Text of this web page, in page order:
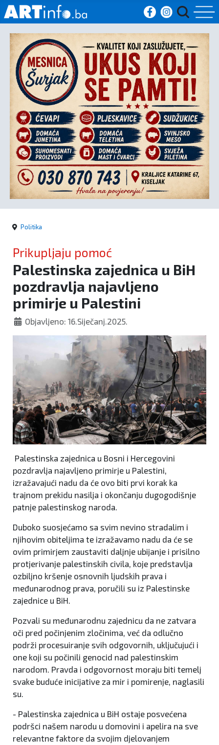
Početna
Vijesti
Sport
Kultura
Crna
kronika
Politika
Politika
Prikupljaju pomoć
Palestinska zajednica u BiH
pozdravlja najavljeno
primirje u Palestini
Objavljeno: 16.Siječanj.2025.
Palestinska zajednica u Bosni i Hercegovini
pozdravlja najavljeno primirje u Palestini,
izražavajući nadu da će ovo biti prvi korak ka
trajnom prekidu nasilja i okončanju dugogodišnje
patnje palestinskog naroda.
Duboko suosjećamo sa svim nevino stradalim i
njihovim obiteljima te izražavamo nadu da će se
ovim primirjem zaustaviti daljnje ubijanje i prisilno
protjerivanje palestinskih civila, koje predstavlja
ozbiljno kršenje osnovnih ljudskih prava i
međunarodnog prava, poručili su iz Palestinske
zajednice u BiH.
Pozvali su međunarodnu zajednicu da ne zatvara
oči pred počinjenim zločinima, već da odlučno
podrži procesuiranje svih odgovornih, uključujući i
one koji su počinili genocid nad palestinskim
narodom. Pravda i odgovornost moraju biti temelj
svake buduće inicijative za mir i pomirenje, naglasili
su.
- Palestinska zajednica u BiH ostaje posvećena
podršci našem narodu u domovini i apelira na sve
relevantne faktore da svojim djelovanjem